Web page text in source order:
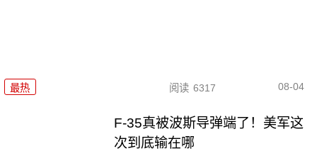
最热 阅读 6317 08-04
F-35真被波斯导弹端了！美军这
次到底输在哪